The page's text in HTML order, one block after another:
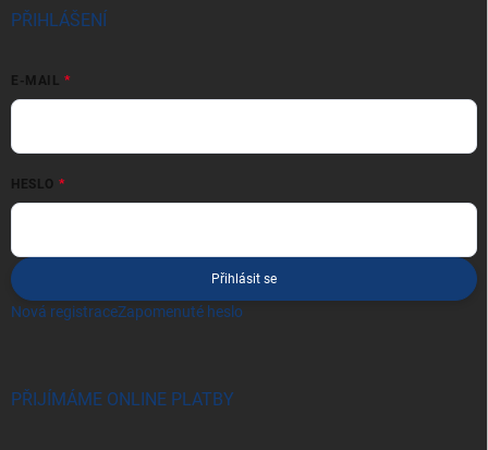
PŘIHLÁŠENÍ
E-MAIL
HESLO
Přihlásit se
Nová registraceZapomenuté heslo
PŘIJÍMÁME ONLINE PLATBY